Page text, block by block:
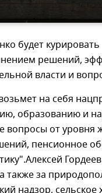
будет
решений,
власти и
на себя
образованию и
вопросы от уровня
пенсионное
также за
надзор,